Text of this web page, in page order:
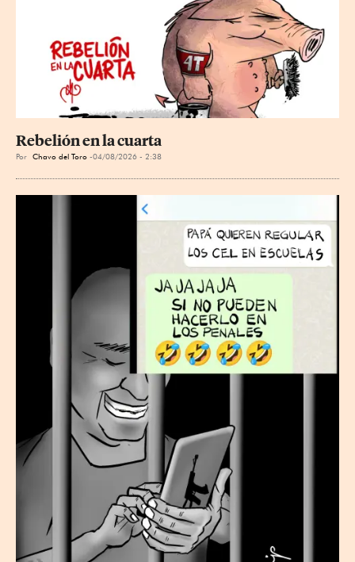
Rebelión en la cuarta
Por Chavo del Toro 04/08/2026 - 2:38